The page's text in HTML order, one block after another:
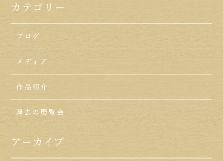
カテゴリー
ブログ
メディア
作品紹介
過去の展覧会
アーカイブ